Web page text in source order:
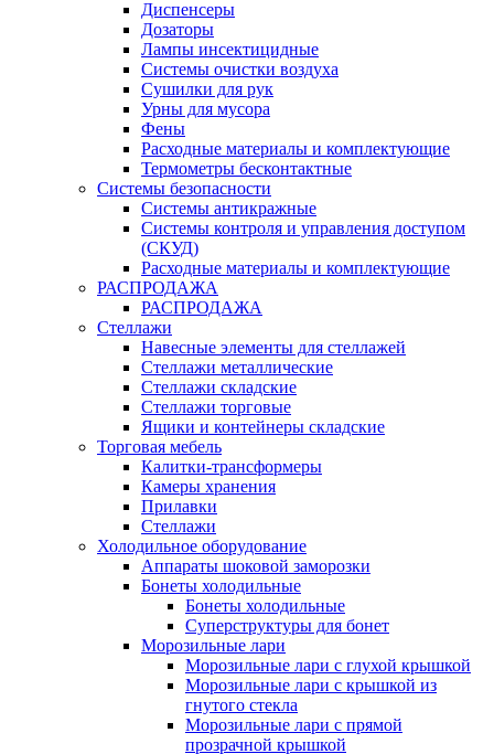
Диспенсеры
Дозаторы
Лампы инсектицидные
Системы очистки воздуха
Сушилки для рук
Урны для мусора
Фены
Расходные материалы и комплектующие
Термометры бесконтактные
Системы безопасности
Системы антикражные
Системы контроля и управления доступом
(СКУД)
Расходные материалы и комплектующие
РАСПРОДАЖА
РАСПРОДАЖА
Стеллажи
Навесные элементы для стеллажей
Стеллажи металлические
Стеллажи складские
Стеллажи торговые
Ящики и контейнеры складские
Торговая мебель
Калитки-трансформеры
Камеры хранения
Прилавки
Стеллажи
Холодильное оборудование
Аппараты шоковой заморозки
Бонеты холодильные
Бонеты холодильные
Суперструктуры для бонет
Морозильные лари
Морозильные лари с глухой крышкой
Морозильные лари с крышкой из
гнутого стекла
Морозильные лари с прямой
прозрачной крышкой